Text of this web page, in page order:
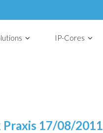
IP-Cores
17/08/2011